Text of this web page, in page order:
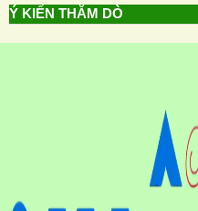
Ý KIẾN THĂM DÒ